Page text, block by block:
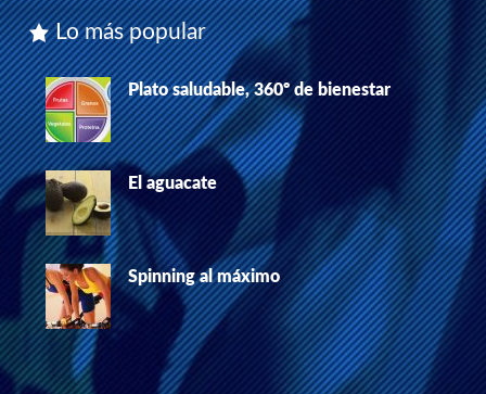
Lo más popular
Plato saludable, 360º de bienestar
El aguacate
Spinning al máximo